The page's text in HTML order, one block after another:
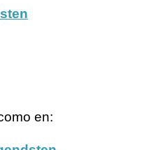
en: